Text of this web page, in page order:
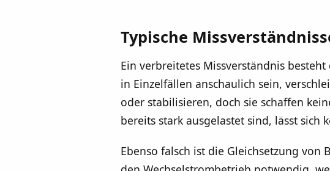
Typische
Ein verbreitetes Missverständnis
in Einzelfällen anschaulich sein,
oder stabilisieren, doch sie schaffen
bereits stark ausgelastet sind, lässt
Ebenso falsch ist die Gleichsetzung